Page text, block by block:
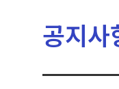
공지사